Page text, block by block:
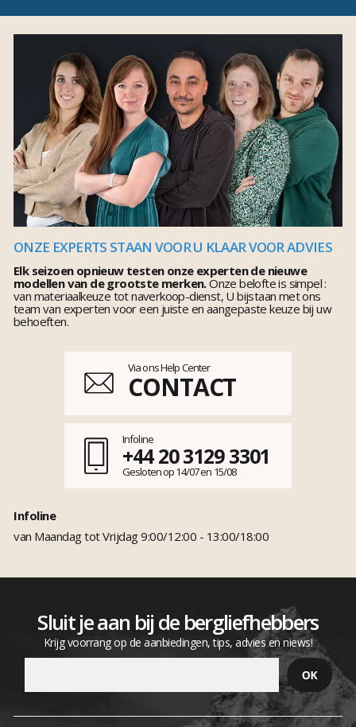
ONZE EXPERTS STAAN VOOR U KLAAR VOOR ADVIES
Elk seizoen opnieuw testen onze experten de nieuwe
modellen van de grootste merken.Onze belofte is simpel :
van materiaalkeuze tot naverkoop-dienst, U bijstaan met ons
team van experten voor een juiste en aangepaste keuze bij uw
behoeften.
Via ons Help Center
CONTACT
Infoline
+44 20 3129 3301
Gesloten op 14/07 en 15/08
Infoline
van Maandag tot Vrijdag 9:00/12:00 - 13:00/18:00
Sluit je aan bij de bergliefhebbers
Krijg voorrang op de aanbiedingen, tips, advies en niews!